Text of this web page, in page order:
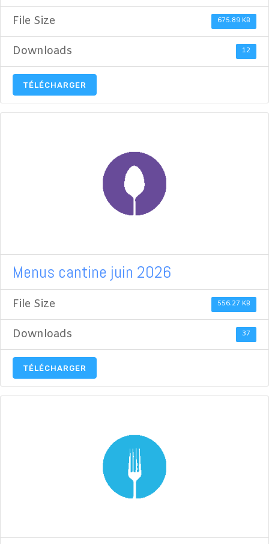
File Size 675.89 KB
Downloads 12
TÉLÉCHARGER
Menus cantine juin 2026
File Size 556.27 KB
Downloads 37
TÉLÉCHARGER